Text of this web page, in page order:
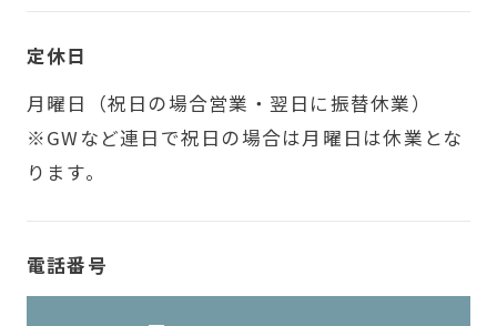
定休日
月曜日（祝日の場合営業・翌日に振替休業）
※GWなど連日で祝日の場合は月曜日は休業とな
ります。
電話番号